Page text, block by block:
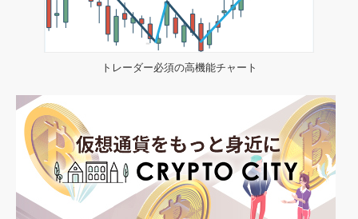
トレーダー必須の高機能チャート